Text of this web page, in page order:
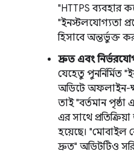
"HTTPS ব্যবহার
"ইনস্টলযোগ্যতা
হিসাবে অন্তর্ভুক্ত
দ্রুত এবং
যেহেতু পুনর্নির্মিত
অডিটে অফলাইন-
তাই "বর্তমান
এর সাথে
হয়েছে। "মোবাইল
দ্রুত" অডিটটিও